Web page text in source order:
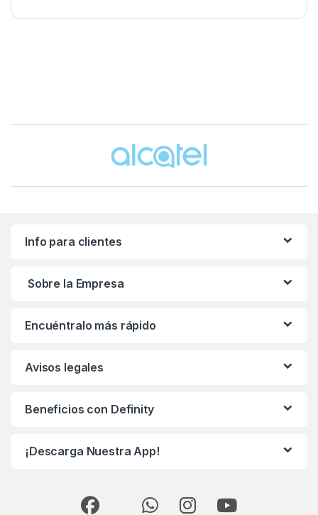
Info para clientes
Sobre la Empresa
Encuéntralo más rápido
Avisos legales
Beneficios con Definity
¡Descarga Nuestra App!